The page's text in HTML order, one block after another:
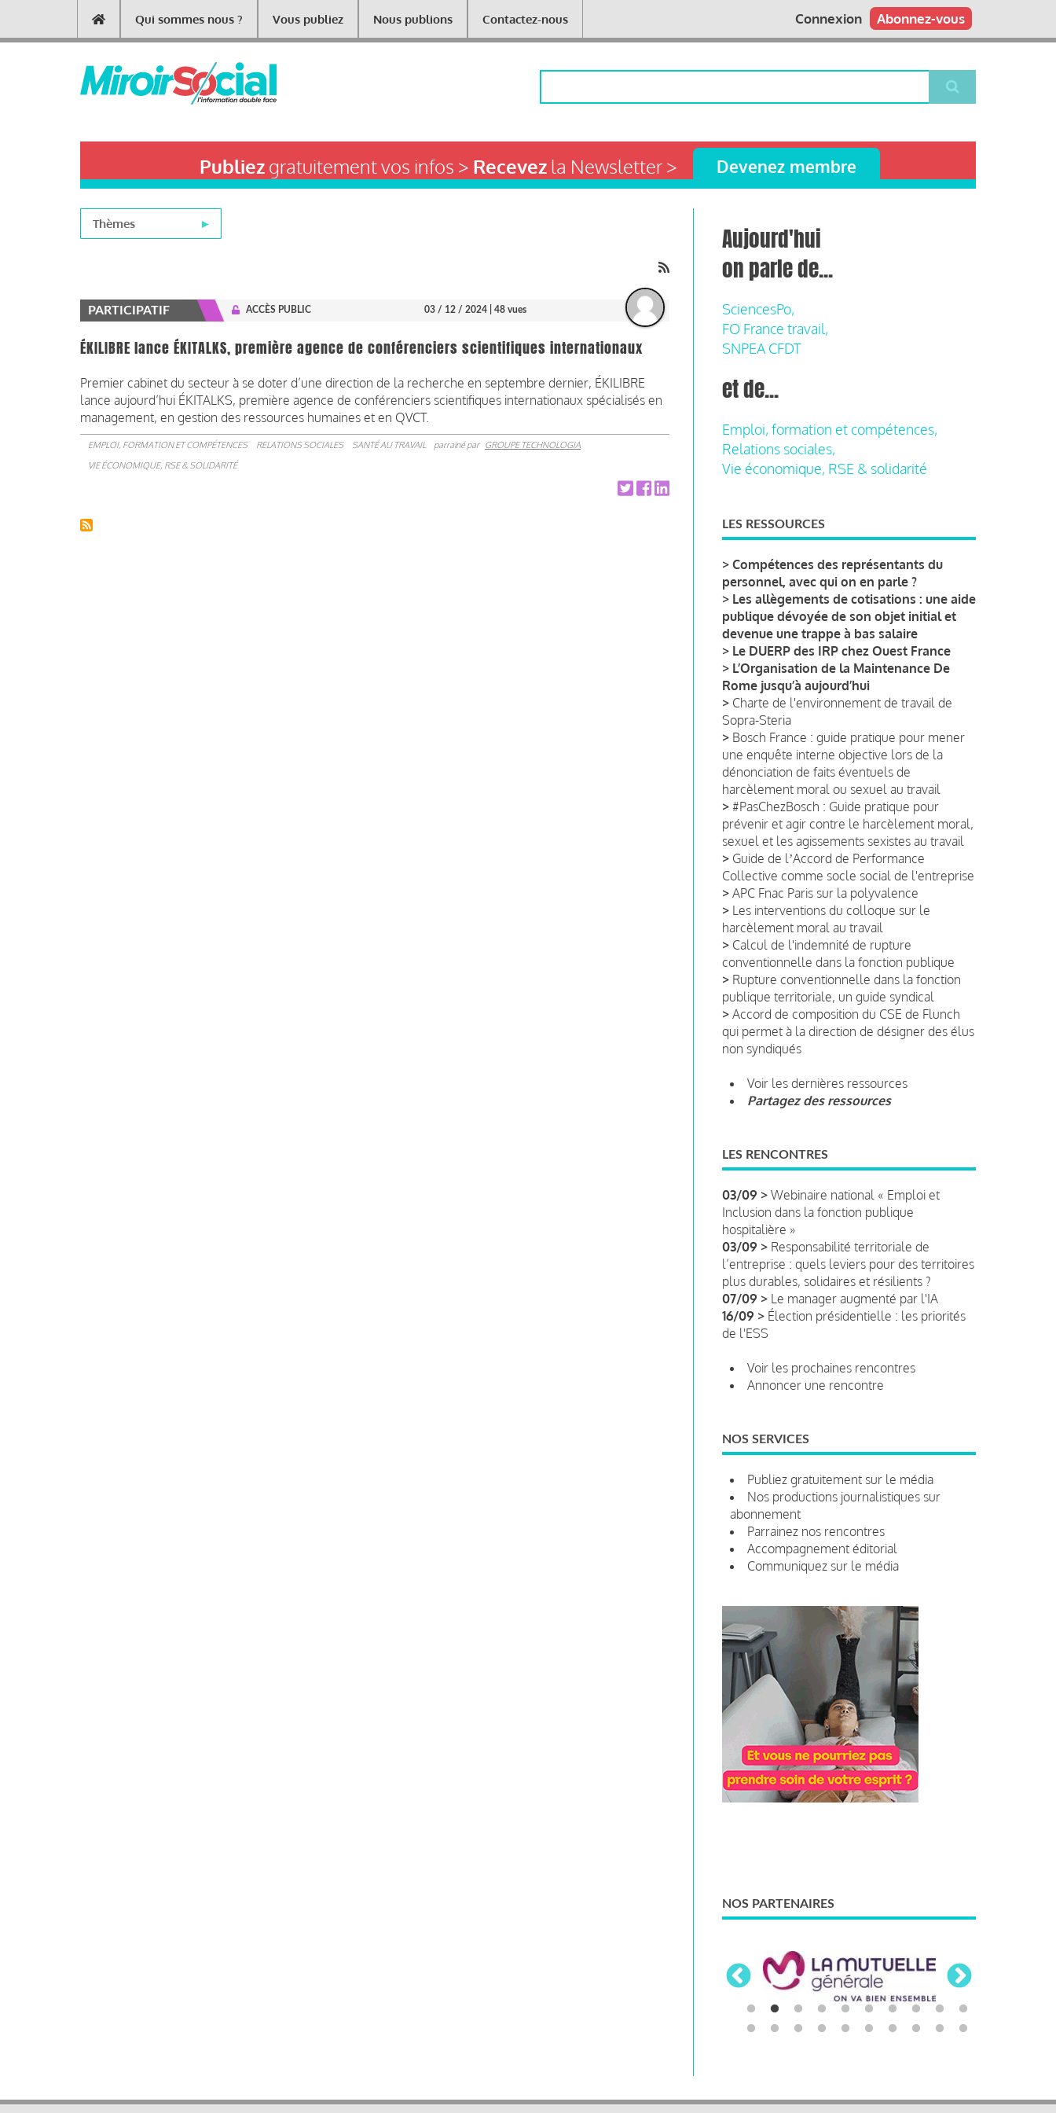
contenu
Main
navigation
Qui sommes nous ? Vous publiez Nous publions Contactez-nous Abonnez-vous
Connexion
Publiezgratuitement vos infos > Recevezla Newsletter > Devenez membre
Thèmes
PARTICIPATIF ACCÈS PUBLIC 03 / 12 / 2024 | 48 vues
ÉKILIBRE lance ÉKITALKS, première agence de conférenciers scientifiques internationaux
Premier cabinet du secteur à se doter d’une direction de la recherche en septembre dernier, ÉKILIBRE
lance aujourd’hui ÉKITALKS, première agence de conférenciers scientifiques internationaux spécialisés en
management, en gestion des ressources humaines et en QVCT.
EMPLOI, FORMATION ET COMPÉTENCES RELATIONS SOCIALES SANTÉ AU TRAVAIL parrainé par GROUPE TECHNOLOGIA
VIE ÉCONOMIQUE, RSE & SOLIDARITÉ
Aujourd'hui
on parle de...
SciencesPo,
FO France travail,
SNPEA CFDT
et de...
Emploi, formation et compétences,
Relations sociales,
Vie économique, RSE & solidarité
LES RESSOURCES
> Compétences des représentants du
personnel, avec qui on en parle ?
> Les allègements de cotisations : une aide
publique dévoyée de son objet initial et
devenue une trappe à bas salaire
> Le DUERP des IRP chez Ouest France
> L’Organisation de la Maintenance De
Rome jusqu’à aujourd’hui
> Charte de l'environnement de travail de
Sopra-Steria
> Bosch France : guide pratique pour mener
une enquête interne objective lors de la
dénonciation de faits éventuels de
harcèlement moral ou sexuel au travail
> #PasChezBosch : Guide pratique pour
prévenir et agir contre le harcèlement moral,
sexuel et les agissements sexistes au travail
> Guide de lʼAccord de Performance
Collective comme socle social de l'entreprise
> APC Fnac Paris sur la polyvalence
> Les interventions du colloque sur le
harcèlement moral au travail
> Calcul de l'indemnité de rupture
conventionnelle dans la fonction publique
> Rupture conventionnelle dans la fonction
publique territoriale, un guide syndical
> Accord de composition du CSE de Flunch
qui permet à la direction de désigner des élus
non syndiqués
Voir les dernières ressources
Partagez des ressources
LES RENCONTRES
03/09 > Webinaire national « Emploi et
Inclusion dans la fonction publique
hospitalière »
03/09 > Responsabilité territoriale de
l’entreprise : quels leviers pour des territoires
plus durables, solidaires et résilients ?
07/09 > Le manager augmenté par l'IA
16/09 > Élection présidentielle : les priorités
de l'ESS
Voir les prochaines rencontres
Annoncer une rencontre
NOS SERVICES
Publiez gratuitement sur le média
Nos productions journalistiques sur
abonnement
Parrainez nos rencontres
Accompagnement éditorial
Communiquez sur le média
NOS PARTENAIRES